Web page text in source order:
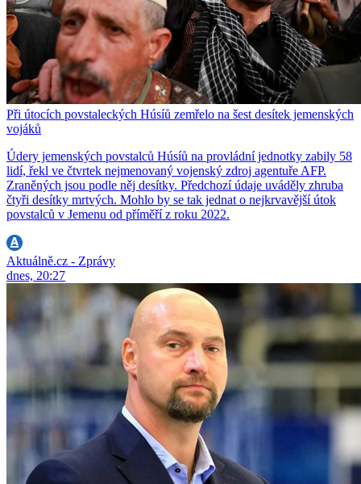
Při útocích povstaleckých Húsíů zemřelo na šest desítek jemenských
vojáků
Údery jemenských povstalců Húsíů na provládní jednotky zabily 58
lidí, řekl ve čtvrtek nejmenovaný vojenský zdroj agentuře AFP.
Zraněných jsou podle něj desítky. Předchozí údaje uváděly zhruba
čtyři desítky mrtvých. Mohlo by se tak jednat o nejkrvavější útok
povstalců v Jemenu od příměří z roku 2022.
Aktuálně.cz - Zprávy
dnes, 20:27